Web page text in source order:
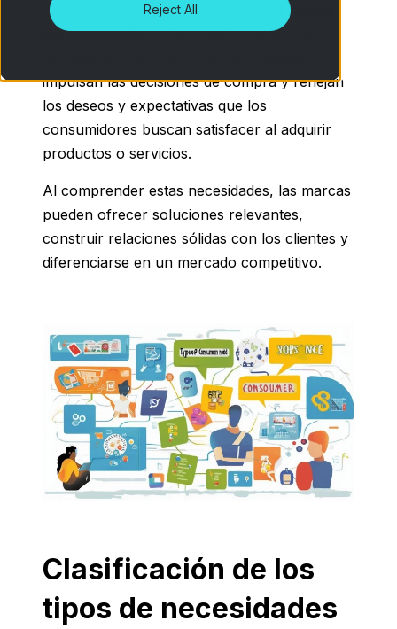
Reject All
En el marketing, entender las
necesidades
del consumidores esencial para diseñar
impulsan las decisiones de compra y reflejan
los deseos y expectativas que los
consumidores buscan satisfacer al adquirir
productos o servicios.
Al comprender estas necesidades, las marcas
pueden ofrecer soluciones relevantes,
construir relaciones sólidas con los clientes y
diferenciarse en un mercado competitivo.
Clasificación de los
tipos de necesidades